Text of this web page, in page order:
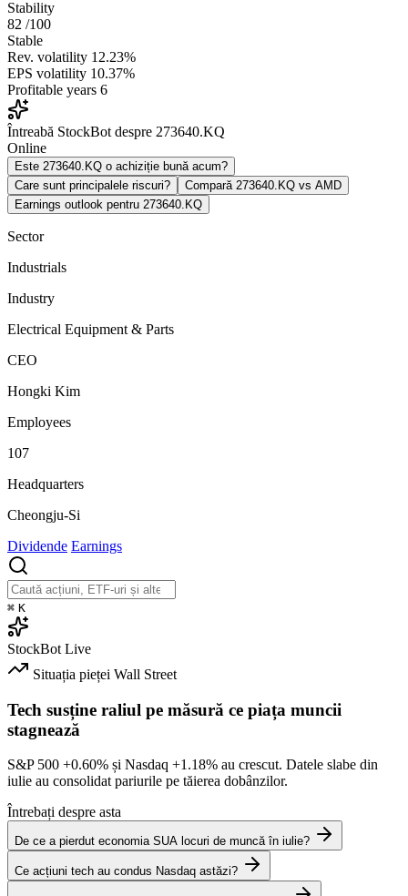
Stability
82 /100
Stable
Rev. volatility 12.23%
EPS volatility 10.37%
Profitable years 6
Întreabă StockBot despre 273640.KQ
Online
Este 273640.KQ o achiziție bună acum?
Care sunt principalele riscuri?
Compară 273640.KQ vs AMD
Earnings outlook pentru 273640.KQ
Sector
Industrials
Industry
Electrical Equipment & Parts
CEO
Hongki Kim
Employees
107
Headquarters
Cheongju-Si
Dividende Earnings
⌘ K
StockBot Live
Situația pieței Wall Street
Tech susține raliul pe măsură ce piața muncii
stagnează
S&P 500 +0.60% și Nasdaq +1.18% au crescut. Datele slabe din
iulie au consolidat pariurile pe tăierea dobânzilor.
Întrebați despre asta
De ce a pierdut economia SUA locuri de muncă în iulie?
Ce acțiuni tech au condus Nasdaq astăzi?